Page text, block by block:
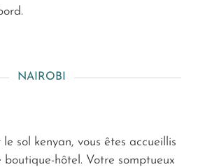
NAIROBI
sol kenyan, vous êtes accueillis
hôtel. Votre somptueux